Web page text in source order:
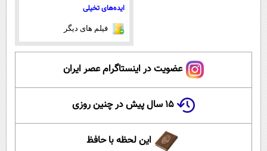
ایده‌های تخیلی
فیلم های دیگر
عضویت در اینستاگرام عصر ایران
۱۵ سال پیش در چنین روزی
این لحظه با حافظ